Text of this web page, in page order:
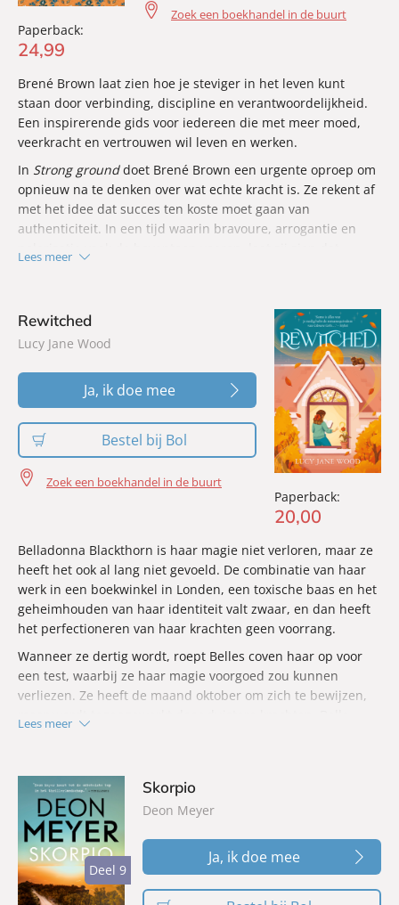
Paperback:
24,99
Zoek een boekhandel in de buurt
Brené Brown laat zien hoe je steviger in het leven kunt
staan door verbinding, discipline en verantwoordelijkheid.
Een inspirerende gids voor iedereen die met meer moed,
veerkracht en vertrouwen wil leven en werken.
In Strong grounddoet Brené Brown een urgente oproep om
opnieuw na te denken over wat echte kracht is. Ze rekent af
met het idee dat succes ten koste moet gaan van
authenticiteit. In een tijd waarin bravoure, arrogantie en
Brown beschrijft de vaardigheden die helpen om met meer
rust en vertrouwen keuzes te maken: moeilijke gesprekken
voeren, prioriteiten stellen, doordachte risico’s nemen,
tegenstrijdigheden verdragen, situaties beter inschatten en
vooruitdenken. Misschien wel de grootste uitdaging is de
bereidheid om oude overtuigingen los te laten en open te
blijven staan voor nieuwe inzichten.
De afgelopen jaren werkte Brené Brown samen met een
wereldwijde gemeenschap van coaches en facilitators en
begeleidde zij meer dan 150.000 professionals in 45 landen.
brengt ze de belangrijkste lessen uit die
Het resultaat is een inspirerende gids voor iedereen die
steviger wil staan, betere relaties wil opbouwen en met
meer moed en veerkracht wil omgaan met de uitdagingen
van deze tijd.
Lees meer
Paperback:
20,00
Rewitched
Lucy Jane Wood
Ja, ik doe mee
Bestel bij Bol
Zoek een boekhandel in de buurt
Belladonna Blackthorn is haar magie niet verloren, maar ze
heeft het ook al lang niet gevoeld. De combinatie van haar
werk in een boekwinkel in Londen, een toxische baas en het
geheimhouden van haar identiteit valt zwaar, en dan heeft
het perfectioneren van haar krachten geen voorrang.
Wanneer ze dertig wordt, roept Belles coven haar op voor
een test, waarbij ze haar magie voorgoed zou kunnen
verliezen. Ze heeft de maand oktober om zich te bewijzen,
heeft gezworen haar te beschermen…
Rewitchedheeft een magisch effect op de lezer… Dit is het
ideale boek voor een herfstige of winterse avond.’ –
Weekly
‘Heerlijk. Een perfect boek om je onder een dekentje mee te
verschuilen!’ –Bella
Lees meer
Deel 9
Deel 9
Skorpio
Deon Meyer
Ja, ik doe mee